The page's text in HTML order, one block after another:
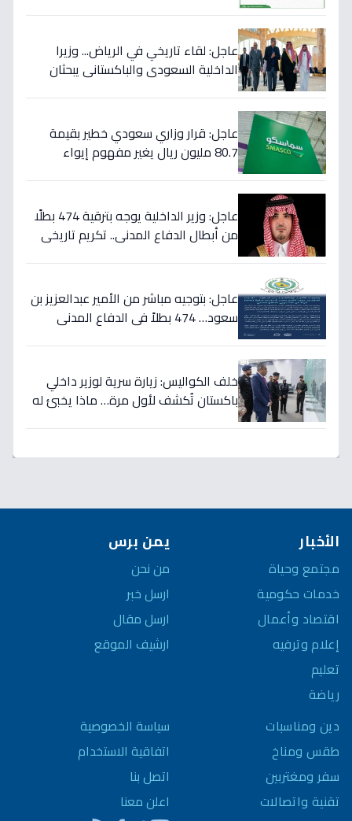
عاجل: لقاء تاريخي في الرياض... وزيرا
الداخلية السعودي والباكستاني يبحثان
عاجل: قرار وزاري سعودي خطير بقيمة
80.7 مليون ريال يغير مفهوم إيواء
عاجل: وزير الداخلية يوجه بترقية 474 بطلًا
من أبطال الدفاع المدني.. تكريم تاريخي
عاجل: بتوجيه مباشر من الأمير عبدالعزيز بن
سعود… 474 بطلاً في الدفاع المدني
خلف الكواليس: زيارة سرية لوزير داخلي
باكستان تُكشف لأول مرة… ماذا يخبئ له
الأخبار
مجتمع وحياة
خدمات حكومية
اقتصاد وأعمال
إعلام وترفيه
تعليم
رياضة
دين ومناسبات
طقس ومناخ
سفر ومغتربين
تقنية واتصالات
يمن برس
من نحن
ارسل خبر
ارسل مقال
ارشيف الموقع
سياسة الخصوصية
اتفاقية الاستخدام
اتصل بنا
اعلن معنا